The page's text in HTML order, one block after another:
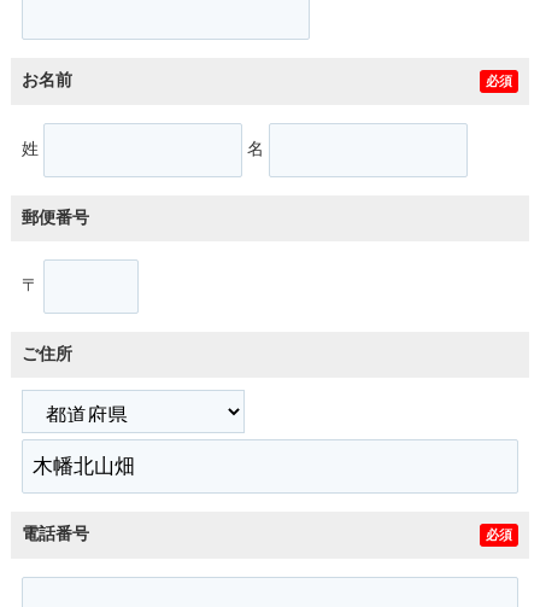
お名前 必須
姓 名
郵便番号
〒
ご住所
電話番号 必須